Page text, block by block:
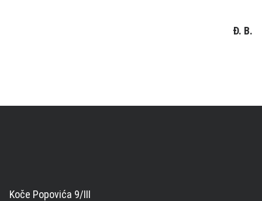
Đ. B.
Koče Popovića 9/III